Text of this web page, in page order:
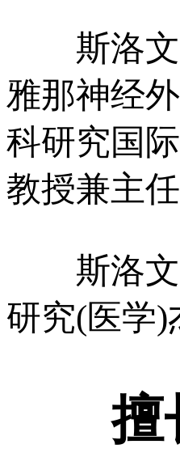
斯洛文
雅那神经
科研究国
教授兼主任
斯洛文
研究(医学)
擅